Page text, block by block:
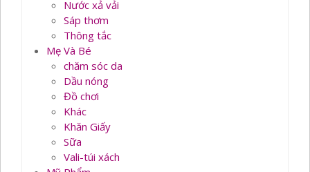
Nước xả vải
Sáp thơm
Thông tắc
Mẹ Và Bé
chăm sóc da
Dầu nóng
Đồ chơi
Khác
Khăn Giấy
Sữa
Vali-túi xách